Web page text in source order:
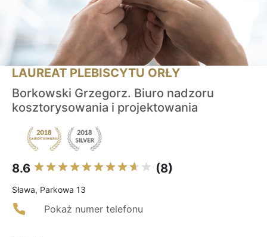
LAUREAT PLEBISCYTU ORŁY
Borkowski Grzegorz. Biuro nadzoru
kosztorysowania i projektowania
8.6 (8)
Sława, Parkowa 13
Pokaż numer telefonu